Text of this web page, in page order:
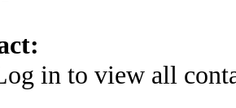
in to view all